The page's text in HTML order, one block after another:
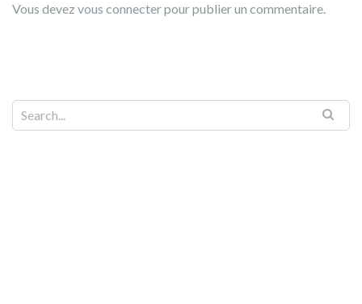
Vous devez vous connecterpour publier un commentaire.
Search for: